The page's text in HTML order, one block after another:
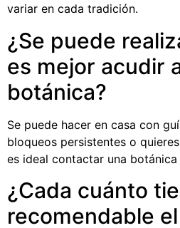
variar en cada tradición.
¿Se puede
es mejor acudir
botánica?
Se puede hacer en casa con
bloqueos persistentes o
es ideal contactar una botánica
¿Cada cuánto
recomendable